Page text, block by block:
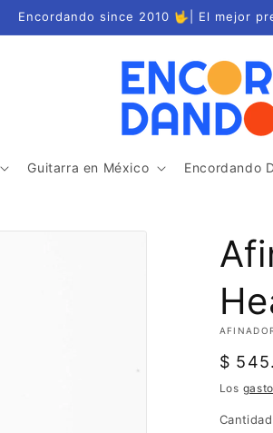
Encordando since 2010 🤟| El mejor
Guitarra en México Encordando
Precio
$
Los
Cantidad